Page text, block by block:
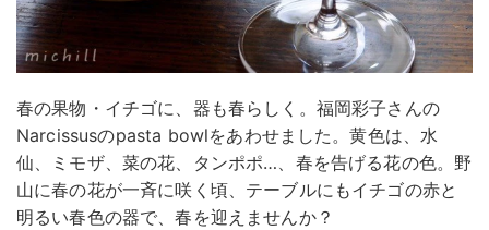
春の果物・イチゴに、器も春らしく。福岡彩子さんの
Narcissusのpasta bowlをあわせました。黄色は、水
仙、ミモザ、菜の花、タンポポ…、春を告げる花の色。野
山に春の花が一斉に咲く頃、テーブルにもイチゴの赤と
明るい春色の器で、春を迎えませんか？